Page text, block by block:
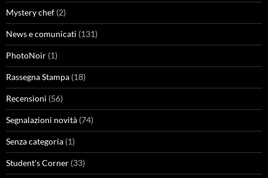
Mystery chef (2)
News e comunicati (131)
PhotoNoir (1)
Rassegna Stampa (18)
Recensioni (56)
Segnalazioni novità (74)
Senza categoria (1)
Student's Corner (33)